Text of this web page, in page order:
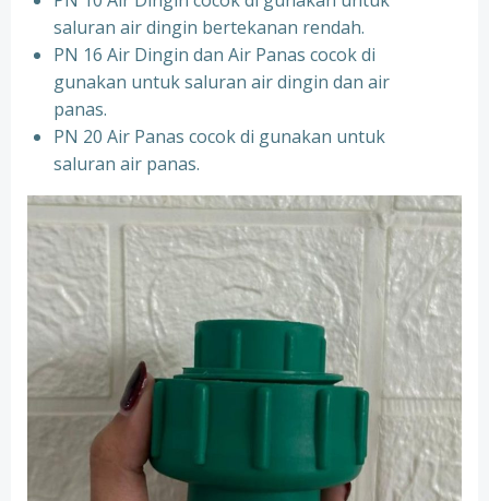
saluran air dingin bertekanan rendah.
PN 16 Air Dingin dan Air Panas cocok di
gunakan untuk saluran air dingin dan air
panas.
PN 20 Air Panas cocok di gunakan untuk
saluran air panas.